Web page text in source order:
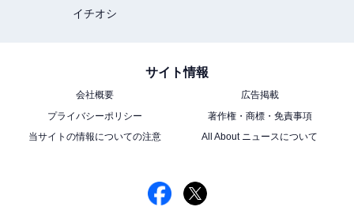
イチオシ
サイト情報
会社概要
広告掲載
プライバシーポリシー
著作権・商標・免責事項
当サイトの情報についての注意
All About ニュースについて